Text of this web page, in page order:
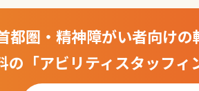
都圏・精神障がい者向けの
の「アビリティスタッフィ